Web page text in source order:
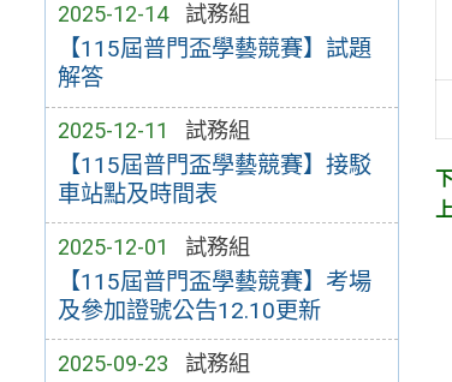
2025-12-14 試務組
【115屆普門盃學藝競賽】試題
解答
2025-12-11 試務組
【115屆普門盃學藝競賽】接駁
車站點及時間表
2025-12-01 試務組
【115屆普門盃學藝競賽】考場
及參加證號公告12.10更新
2025-09-23 試務組